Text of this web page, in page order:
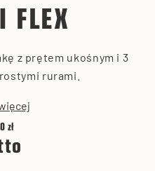
FLEX
z prętem ukośnym i 3
rurami.
zł